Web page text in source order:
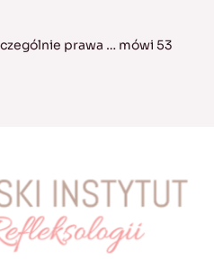
prawa … mówi 53